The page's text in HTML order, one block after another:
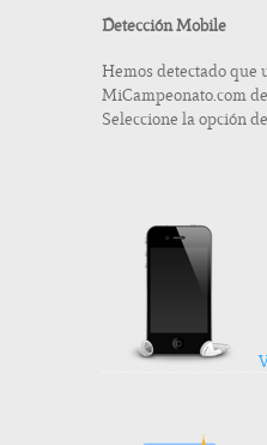
Detección Mobile
Hemos detectado que
MiCampeonato.com
Seleccione la opción